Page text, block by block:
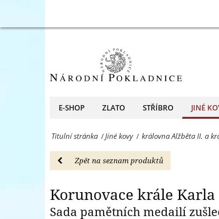
sada
Jiné
kovy
-
Národní
E-SHOP ZLATO STŘÍBRO JINÉ
Titulní stránka /Jiné kovy / královna Alžběta II. a
Zpět na seznam produktů
Korunovace krále
Sada pamětních medailí
-
-
přední
evropský
mincí